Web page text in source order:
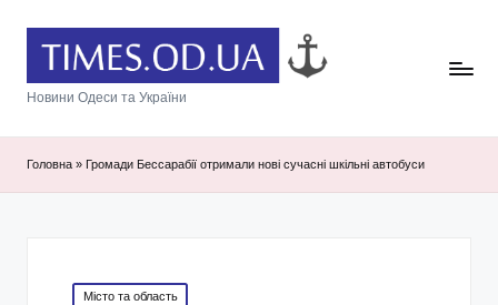
Новини Одеси та України
Головна » Громади Бессарабії отримали нові сучасні шкільні автобуси
Posted
Місто та область